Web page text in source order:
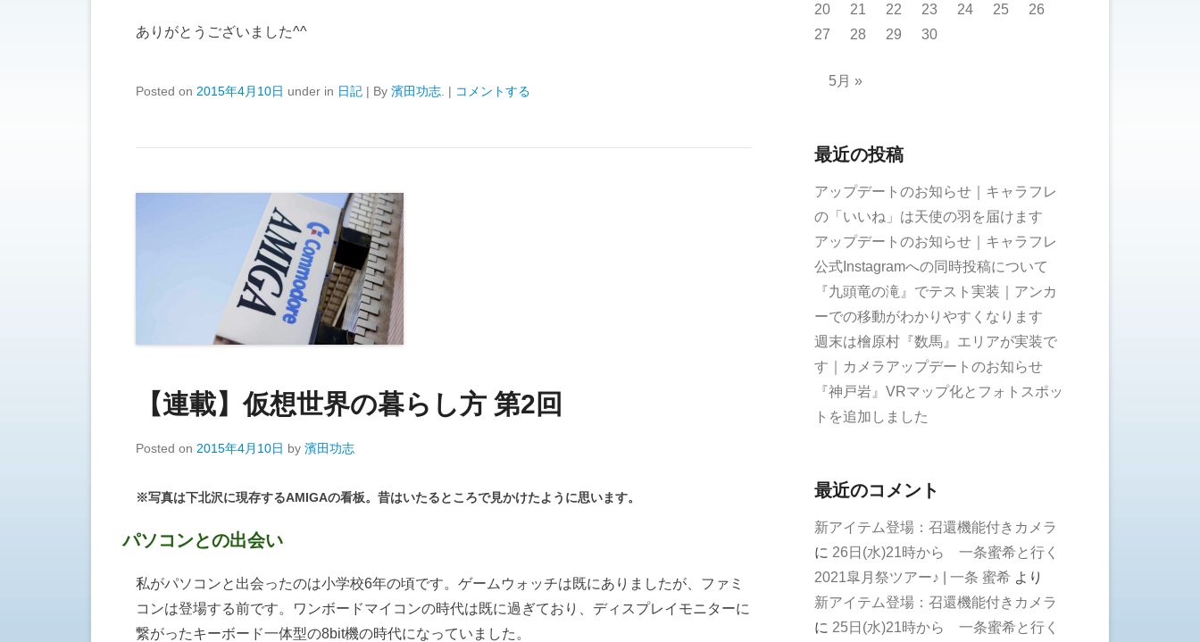
ありがとうございました^^
Posted on 2015年4月10日 under in 日記 | By 濱田功志 | コメントする
【連載】仮想世界の暮らし方 第2回
Posted on 2015年4月10日 by 濱田功志
※写真は下北沢に現存するAMIGAの看板。昔はいたるところで見かけたように思います。
パソコンとの出会い
私がパソコンと出会ったのは小学校6年の頃です。ゲームウォッチは既にありましたが、ファミ
コンは登場する前です。ワンボードマイコンの時代は既に過ぎており、ディスプレイモニターに
繋がったキーボード一体型の8bit機の時代になっていました。
20
21 22 23 24 25
26
27
28 29 30
5月 »
最近の投稿
アップデートのお知らせ｜キャラフレ
の「いいね」は天使の羽を届けます
アップデートのお知らせ｜キャラフレ
公式Instagramへの同時投稿について
『九頭竜の滝』でテスト実装｜アンカ
ーでの移動がわかりやすくなります
週末は檜原村『数馬』エリアが実装で
す｜カメラアップデートのお知らせ
『神戸岩』VRマップ化とフォトスポッ
トを追加しました
最近のコメント
新アイテム登場：召還機能付きカメラ
に 26日(水)21時から 一条蜜希と行く
2021皐月祭ツアー♪ | 一条 蜜希 より
新アイテム登場：召還機能付きカメラ
に 25日(水)21時から 一条蜜希と行く